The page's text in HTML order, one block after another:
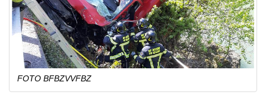
FOTO BFBZVVFBZ